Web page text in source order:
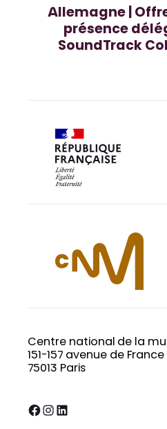
Allemagne |
présence
SoundTrack
Centre national de la
151-157 avenue de France
75013 Paris
Facebook InstagramLinkedIn